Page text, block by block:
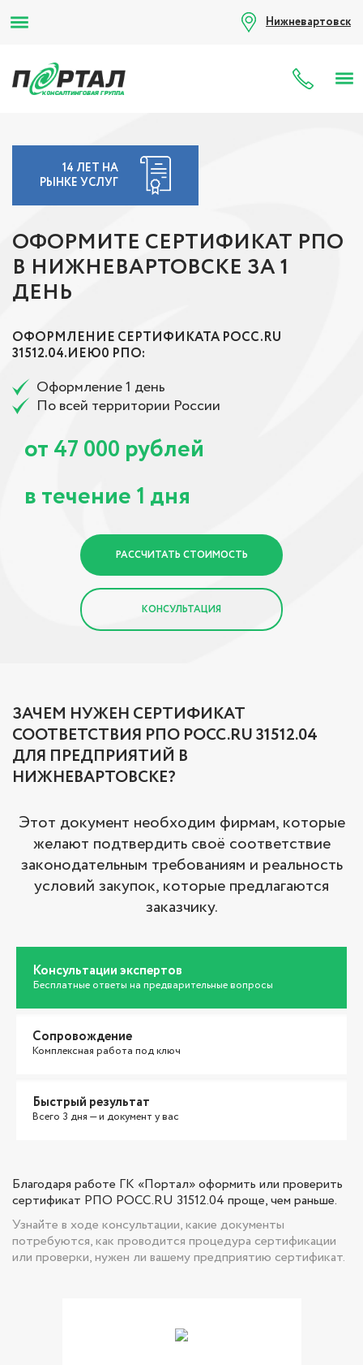
Нижневартовск
8
14 ЛЕТ НА
РЫНКЕ УСЛУГ
ОФОРМИТЕ СЕРТИФИКАТ РПО
В НИЖНЕВАРТОВСКЕ ЗА 1
ДЕНЬ
ОФОРМЛЕНИЕ СЕРТИФИКАТА РОСС.RU
31512.04.ИЕЮ0 РПО:
Оформление 1 день
По всей территории России
от47 000 рублей
в течение1 дня
РАССЧИТАТЬ СТОИМОСТЬ
КОНСУЛЬТАЦИЯ
ЗАЧЕМ НУЖЕН СЕРТИФИКАТ
СООТВЕТСТВИЯ РПО РОСС.RU 31512.04
ДЛЯ ПРЕДПРИЯТИЙ В
НИЖНЕВАРТОВСКЕ?
Этот документ необходим фирмам, которые
желают подтвердить своё соответствие
законодательным требованиям и реальность
условий закупок, которые предлагаются
заказчику.
Консультации экспертов
Бесплатные ответы на предварительные вопросы
Сопровождение
Комплексная работа под ключ
Быстрый результат
Всего 3 дня — и документ у вас
Благодаря работе ГК «Портал» оформить или проверить
сертификат РПО РОСС.RU 31512.04 проще, чем раньше.
Узнайте в ходе консультации, какие документы
потребуются, как проводится процедура сертификации
или проверки, нужен ли вашему предприятию сертификат.